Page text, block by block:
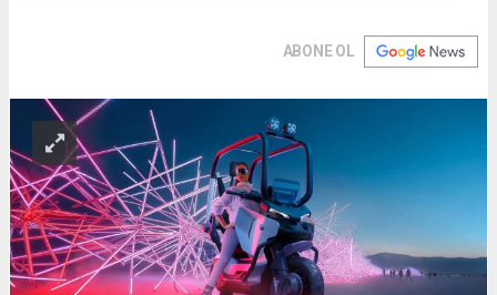
ABONE OL